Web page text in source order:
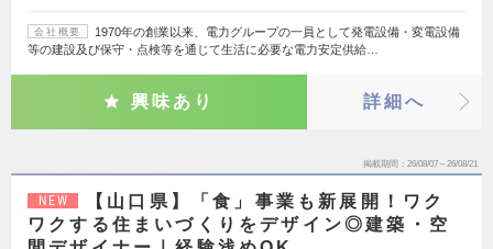
会社概要
1970年の創業以来、電力グループの一員として発電設備・変電設備
等の建設及び保守・点検等を通じて生活に必要な電力安定供給…
興味あり 詳細へ
掲載期間 26/08/07～26/08/21
NEW
【山口県】「食」事業も新展開！ワク
ワクする住まいづくりをデザイン◎建築・空